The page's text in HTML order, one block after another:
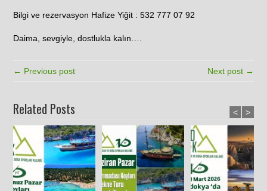
Bilgi ve rezervasyon Hafize Yiğit : 532 777 07 92
Daima, sevgiyle, dostlukla kalın….
← Previous post Next post →
Related Posts < >